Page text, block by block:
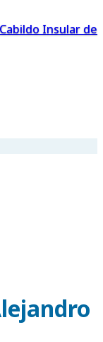
Cabildo Insular de